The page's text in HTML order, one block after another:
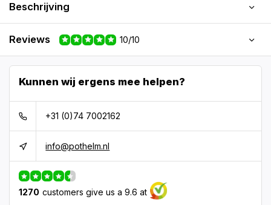
Beschrijving
Reviews 10/10
Kunnen wij ergens mee helpen?
+31 (0)74 7002162
info@pothelm.nl
1270 customers give us a 9.6 at